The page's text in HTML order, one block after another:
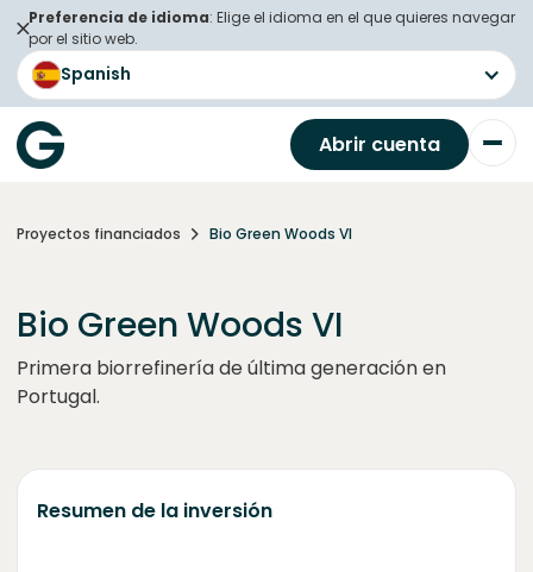
Preferencia de idioma: Elige el idioma en el que quieres navegar
por el sitio web.
Spanish
Abrir cuenta
Proyectos financiados Bio Green Woods VI
Bio Green Woods VI
Primera biorrefinería de última generación en
Portugal.
Resumen de la inversión